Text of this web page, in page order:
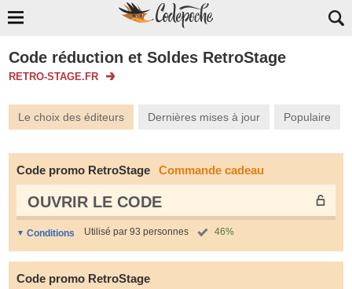
Code réduction et Soldes RetroStage
RETRO-STAGE.FR
Le choix des éditeurs Dernières mises à jour Populaire
Code promo RetroStage Commande cadeau
OUVRIR LE СODE
Conditions Utilisé par 93 personnes 46%
Code promo RetroStage